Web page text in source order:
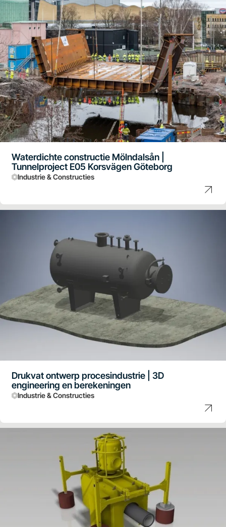
Waterdichte constructie Mölndalsån |
Tunnelproject E05 Korsvägen Göteborg
Industrie & Constructies
Drukvat ontwerp procesindustrie | 3D
engineering en berekeningen
Industrie & Constructies